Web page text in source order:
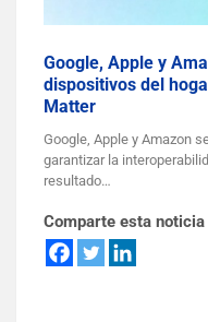
Google, Apple y
dispositivos del
Matter
Google, Apple y Amazon
garantizar la
resultado…
Comparte esta noticia